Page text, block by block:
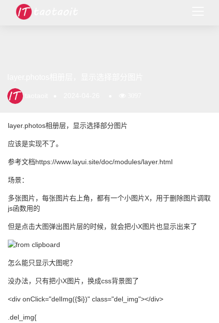
layer.photos相册层，显示选择部分图片
应该是实现不了。
参考文档https://www.layui.site/doc/modules/layer.html
场景：
多张图片，每张图片右上角，都有一个小图片X，用于删除图片调取
js函数用的
但是点击大图弹出图片层的时候，就会把小X图片也显示出来了
怎么能只显示大图呢？
没办法，只有把小X图片，换成css背景图了
<div onClick="delImg({$i})" class="del_img"></div>
.del_img{